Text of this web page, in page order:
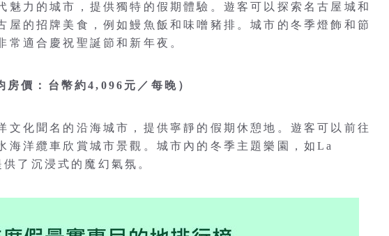
魅力的城市，提供獨特的假期體驗。遊客可以探索名古屋城和
屋的招牌美食，例如鰻魚飯和味噌豬排。城市的冬季燈飾和節
常適合慶祝聖誕節和新年夜。
房價：台幣約4,096元／每晚）
文化聞名的沿海城市，提供寧靜的假期休憩地。遊客可以前往
海洋纜車欣賞城市景觀。城市內的冬季主題樂園，如La
了沉浸式的魔幻氣氛。